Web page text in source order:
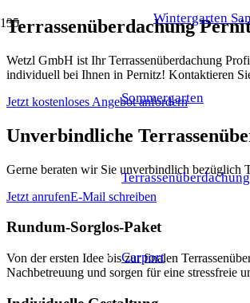
Wintergarten
Sommergarten
Terrassenüberdachung
Carport
Terrassenüberdachung
Wetzl GmbH ist Ihr Terrassenüberdachung
individuell bei Ihnen in Pernitz! Kontaktieren
Jetzt kostenloses Angebot anfordern
Unverbindliche
Gerne beraten wir Sie unverbindlich bezüglich
Jetzt anrufenE-Mail schreiben
Rundum-Sorglos-Paket
Von der ersten Idee bis zur finalen
Nachbetreuung und sorgen für eine stressfreie